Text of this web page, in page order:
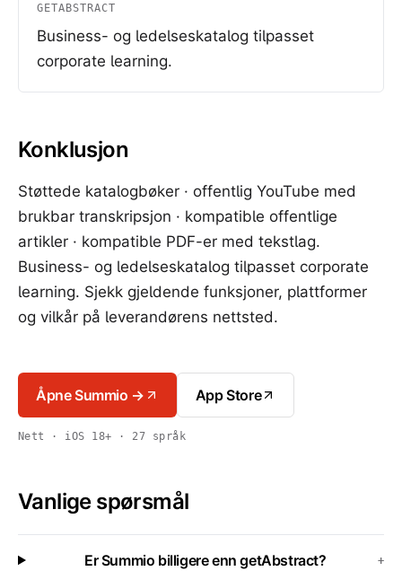
GETABSTRACT
Business- og ledelseskatalog tilpasset
corporate learning.
Konklusjon
Støttede katalogbøker · offentlig YouTube med
brukbar transkripsjon · kompatible offentlige
artikler · kompatible PDF-er med tekstlag.
Business- og ledelseskatalog tilpasset corporate
learning. Sjekk gjeldende funksjoner, plattformer
og vilkår på leverandørens nettsted.
Åpne Summio → App Store
Nett · iOS 18+ · 27 språk
Vanlige spørsmål
Er Summio billigere enn getAbstract? +